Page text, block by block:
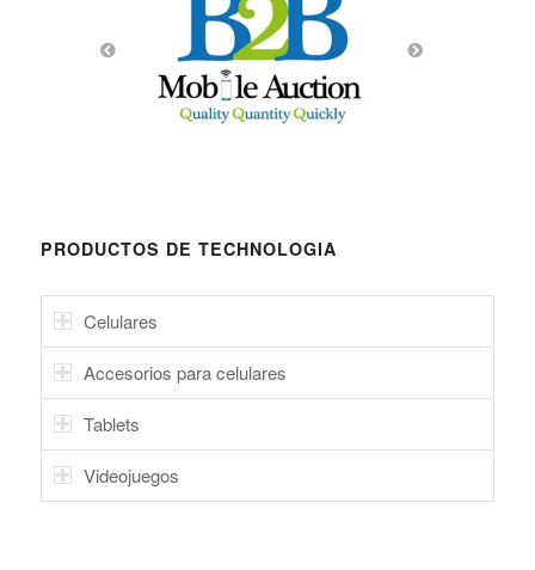
PRODUCTOS DE TECHNOLOGIA
Celulares
Accesorios para celulares
Tablets
Videojuegos